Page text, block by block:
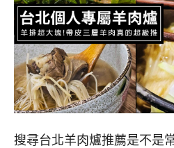
搜尋台北羊肉爐推薦是不是